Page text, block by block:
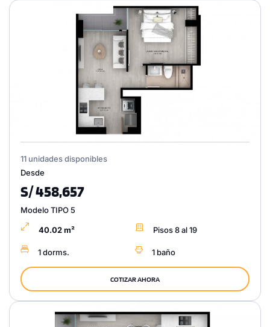
11 unidades disponibles
Desde
S/ 458,657
Modelo TIPO 5
40.02 m² Pisos 8 al 19
1 dorms. 1 baño
COTIZAR AHORA